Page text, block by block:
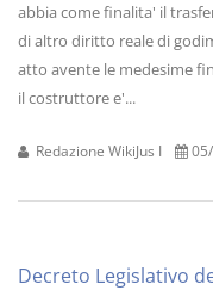
abbia come finalita' il
di altro diritto reale di
atto avente le medesime
il costruttore e'...
Redazione WikiJus I
Decreto Legislativo